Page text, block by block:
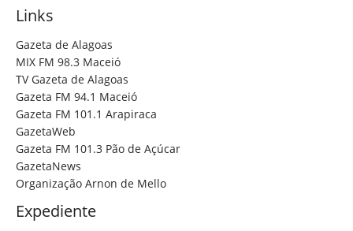
Links
Gazeta de Alagoas
MIX FM 98.3 Maceió
TV Gazeta de Alagoas
Gazeta FM 94.1 Maceió
Gazeta FM 101.1 Arapiraca
GazetaWeb
Gazeta FM 101.3 Pão de Açúcar
GazetaNews
Organização Arnon de Mello
Expediente